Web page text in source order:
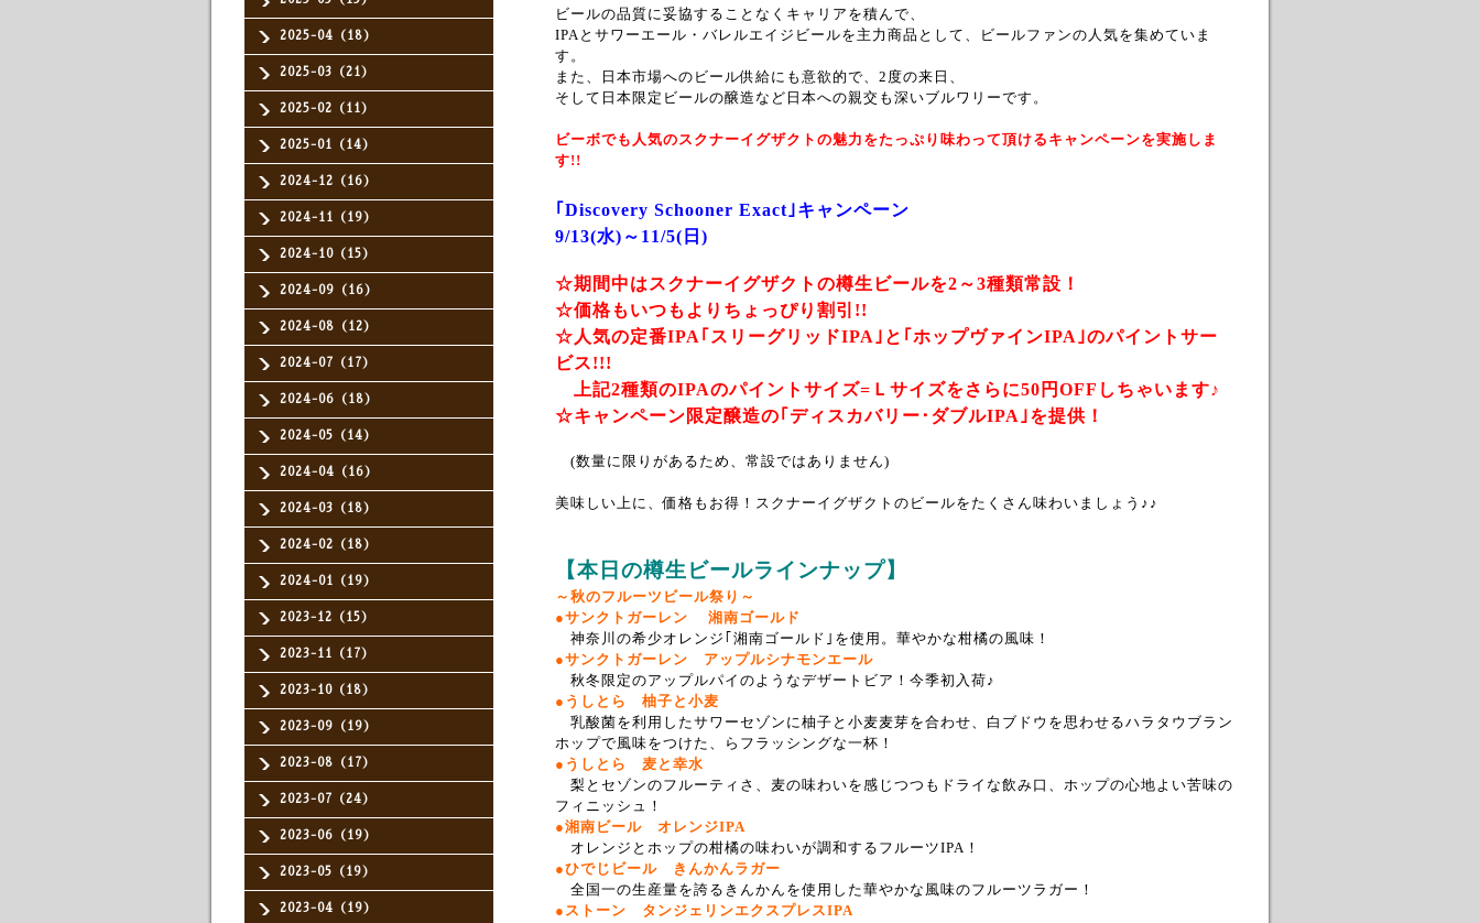
2025-04（18）
2025-03（21）
2025-02（11）
2025-01（14）
2024-12（16）
2024-11（19）
2024-10（15）
2024-09（16）
2024-08（12）
2024-07（17）
2024-06（18）
2024-05（14）
2024-04（16）
2024-03（18）
2024-02（18）
2024-01（19）
2023-12（15）
2023-11（17）
2023-10（18）
2023-09（19）
2023-08（17）
2023-07（24）
2023-06（19）
2023-05（19）
2023-04（19）
ビールの品質に妥協することなくキャリアを積んで、
IPAとサワーエール・バレルエイジビールを主力商品として、ビールファンの人気を集めていま
す。
また、日本市場へのビール供給にも意欲的で、2度の来日、
そして日本限定ビールの醸造など日本への親交も深いブルワリーです。
ビーボでも人気のスクナーイグザクト の魅力をたっぷり味わって頂けるキャンペーンを実施しま
す!!
｢Discovery Schooner Exact｣キャンペーン
9/13(水)～11/5(日)
☆期間中はスクナーイグザクトの樽生ビールを2～3種類常設！
☆価格もいつもよりちょっぴり割引!!
☆人気の定番IPA｢スリーグリッドIPA｣と｢ホップヴァインIPA｣のパイントサー
ビス!!!
上記2種類のIPAのパイントサイズ=Ｌサイズをさらに50円OFFしちゃいます♪
☆キャンペーン限定醸造の｢ディスカバリー･ダブルIPA｣を提供！
(数量に限りがあるため、常設ではありません)
美味しい上に、価格もお得！ スクナーイグザクトのビールをたくさん味わいましょう♪♪
【本日の樽生ビールラインナップ】
～秋のフルーツビール祭り～
●サンクトガーレン 湘南ゴールド
神奈川の希少オレンジ｢湘南ゴールド｣を使用。華やかな柑橘の風味！
●サンクトガーレン アップルシナモンエール
秋冬限定のアップルパイのようなデザートビア！今季初入荷♪
●うしとら 柚子と小麦
乳酸菌を利用したサワーセゾンに柚子と小麦麦芽を合わせ、白ブドウを思わせるハラタウブラン
ホップで風味をつけた、らフラッシングな一杯！
●うしとら 麦と幸水
梨とセゾンのフルーティさ、麦の味わいを感じつつもドライな飲み口、ホップの心地よい苦味の
フィニッシュ！
●湘南ビール オレンジIPA
オレンジとホップの柑橘の味わいが調和するフルーツIPA！
●ひでじビール きんかんラガー
全国一の生産量を誇るきんかんを使用した華やかな風味のフルーツラガー！
●ストーン タンジェリンエクスプレスIPA